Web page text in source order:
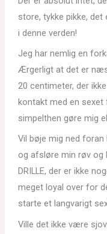
store, tykke pikke, det
i denne verden!
Jeg har nemlig en
Ærgerligt at det er
20 centimeter, der
kontakt med en sexet
simpelthen gøre mig
Vil bøje mig ned
og afsløre min røv og
DRILLE, der er ikke
meget loyal over for
starte et langvarigt
Ville det ikke være